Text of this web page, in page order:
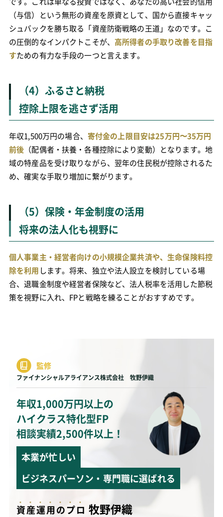
（与信）という無形の資産を原資として、国から直接キャッ
シュバックを勝ち取る「資産防衛戦略の王道」なのです。こ
の圧倒的なインパクトこそが、 高所得者の手取り改善を目指
すための有力な手段の一つと言えます。
（4）ふるさと納税
控除上限を逃さず活用
年収1,500万円の場合、 寄付金の上限目安は25万円〜35万円
前後 （配偶者・扶養・各種控除により変動）となります。地
域の特産品を受け取りながら、翌年の住民税が控除されるた
め、確実な手取り増加に繋がります。
（5）保険・年金制度の活用
将来の法人化も視野に
個人事業主・経営者向けの小規模企業共済や、生命保険料控
除を利用 します。将来、独立や法人設立を検討している場
合、退職金制度や経営者保険など、法人税率を活用した節税
策を視野に入れ、FPと戦略を練ることがおすすめです。
監修
ファイナンシャルアライアンス株式会社 牧野伊織
年収1,000万円以上の
ハイクラス特化型FP
相談実績2,500件以上！
本業が忙しい
ビジネスパーソン・専門職に選ばれる
資産運用のプロ 牧野伊織